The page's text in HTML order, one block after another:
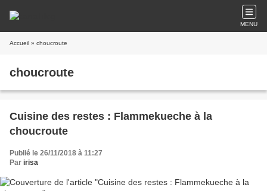
MENU
Accueil » choucroute
choucroute
Cuisine des restes : Flammekueche à la
choucroute
Publié le 26/11/2018 à 11:27
Par irisa